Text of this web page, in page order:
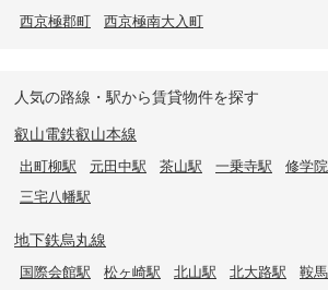
西京極郡町 西京極南大入町
人気の路線・駅から賃貸物件を探す
叡山電鉄叡山本線
出町柳駅 元田中駅 茶山駅 一乗寺駅 修学
三宅八幡駅
地下鉄烏丸線
国際会館駅 松ヶ崎駅 北山駅 北大路駅 鞍